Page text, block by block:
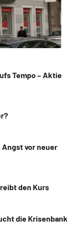
Tempo – Aktie
Angst vor neuer
den Kurs
die Krisenbank